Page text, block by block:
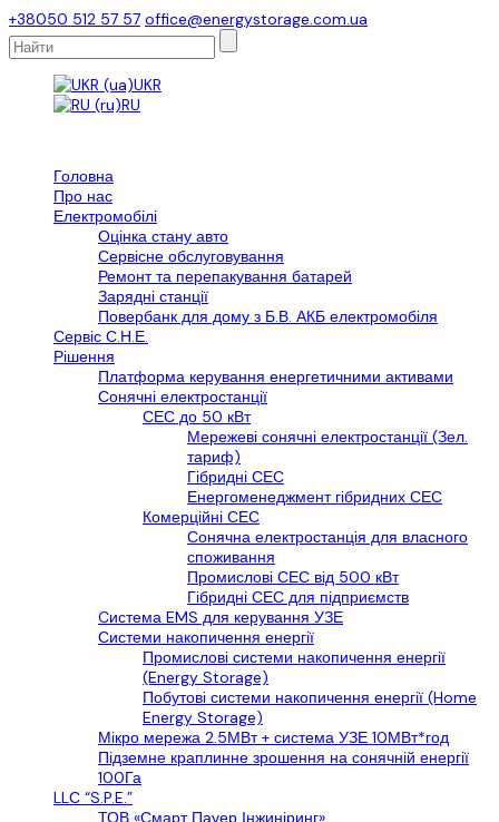
+38050 512 57 57 office@energystorage.com.ua
UKR
RU
Головна
Про нас
Електромобілі
Оцінка стану авто
Сервісне обслуговування
Ремонт та перепакування батарей
Зарядні станції
Повербанк для дому з Б.В. АКБ електромобіля
Сервіс С.Н.Е.
Рішення
Платформа керування енергетичними активами
Сонячні електростанції
СЕС до 50 кВт
Мережеві сонячні електростанції (Зел.
тариф)
Гібридні СЕС
Енергоменеджмент гібридних СЕС
Комерційні СЕС
Сонячна електростанція для власного
споживання
Промислові СЕС від 500 кВт
Гібридні СЕС для підприємств
Cистема EMS для керування УЗЕ
Системи накопичення енергії
Промислові системи накопичення енергії
(Energy Storage)
Побутові системи накопичення енергії (Home
Energy Storage)
Мікро мережа 2.5МВт + система УЗЕ 10МВт*год
Підземне краплинне зрошення на сонячній енергії
100Га
LLС “S.P.E.”
ТОВ «Смарт Пауер Інжиніринг»